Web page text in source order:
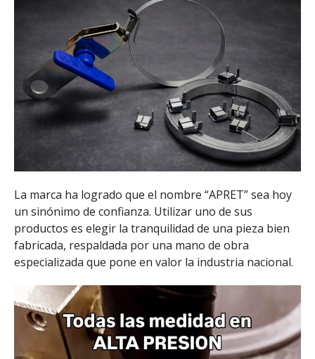
La marca ha logrado que el nombre “APRET” sea hoy
un sinónimo de confianza. Utilizar uno de sus
productos es elegir la tranquilidad de una pieza bien
fabricada, respaldada por una mano de obra
especializada que pone en valor la industria nacional.